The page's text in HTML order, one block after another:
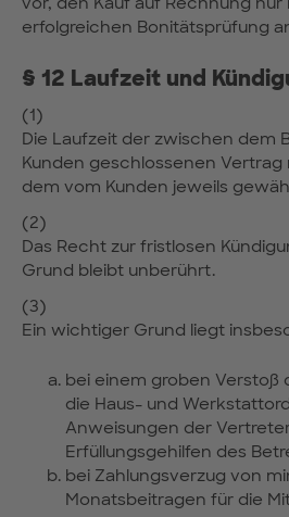
erfolgreichen Bonitätsprüfung
§ 12 Laufzeit und
(1)
Die Laufzeit der zwischen dem
Kunden geschlossenen
dem vom Kunden jeweils
(2)
Das Recht zur fristlosen
Grund bleibt unberührt.
(3)
Ein wichtiger Grund liegt
bei einem groben Verstoß
die Haus- und
Anweisungen der
Erfüllungsgehilfen des
bei Zahlungsverzug von
Monatsbeitragen für die